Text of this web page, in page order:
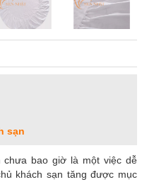
sạn
chưa bao giờ là một việc dễ
khách sạn tăng được mục